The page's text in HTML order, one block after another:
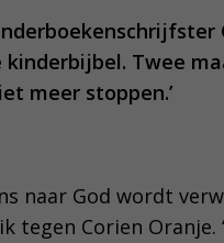
Twee
meer stoppen.’
naar God wordt
tegen Corien